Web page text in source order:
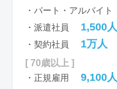
・パート・アルバイト
・派遣社員 1,500人
・契約社員 1万人
[ 70歳以上 ]
・正規雇用
9,100人